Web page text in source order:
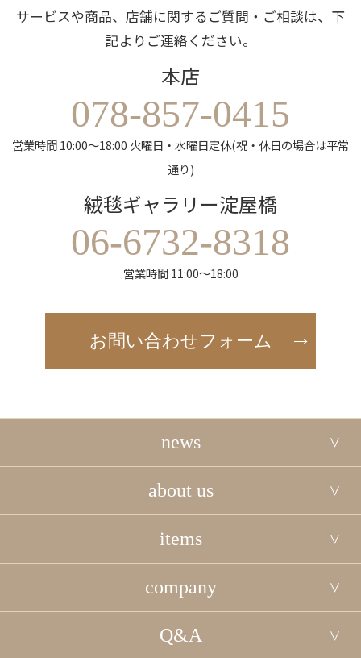
サービスや商品、店舗に関するご質問・ご相談は、下
記よりご連絡ください。
本店
078-857-0415
営業時間 10:00～18:00 火曜日・水曜日定休(祝・休日の場合は平常
通り)
絨毯ギャラリー淀屋橋
06-6732-8318
営業時間 11:00～18:00
お問い合わせフォーム
news
about us
items
company
Q&A